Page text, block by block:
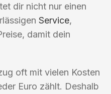
dir nicht nur einen
Service,
damit dein
oft mit vielen Kosten
Euro zählt. Deshalb